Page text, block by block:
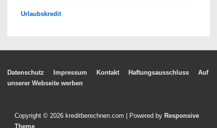
Urlaubskredit
Footer-
Datenschutz Impressum Kontakt Haftungsausschluss
Auf
unserer Webseite werben
Copyright © 2026 kreditberechnen.com | Powered by Responsive
Theme